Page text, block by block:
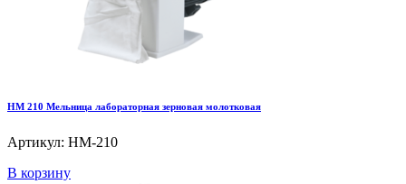
HM 210 Мельница лабораторная зерновая молотковая
Артикул: HM-210
В корзину